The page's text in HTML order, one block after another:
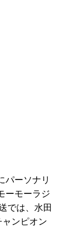
パーソナリ
ーモーラジ
では、水田
ンピオン